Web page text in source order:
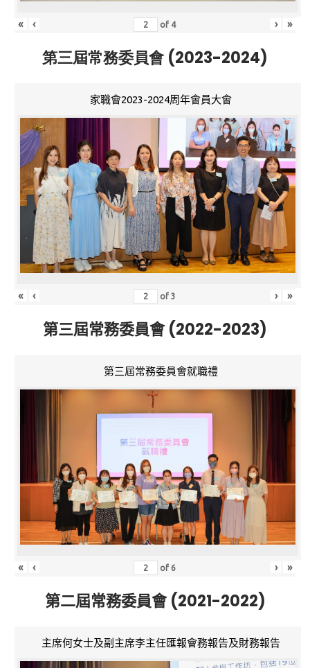
« ‹ of 4 › »
第三屆常務委員會 (2023-2024)
家職會2023-2024周年會員大會
« ‹ of3 › »
第三屆常務委員會 (2022-2023)
第三屆常務委員會就職禮
« ‹ of 6 › »
第二屆常務委員會 (2021-2022)
主席何女士及副主席李主任匯報會務報告及財務報告